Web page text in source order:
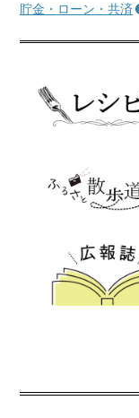
貯金・ローン・共済